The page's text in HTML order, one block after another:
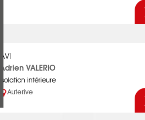
AVI
Adrien VALERIO
Isolation intérieure
Auterive